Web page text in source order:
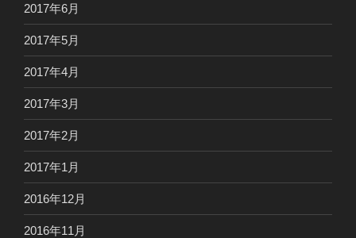
2017年6月
2017年5月
2017年4月
2017年3月
2017年2月
2017年1月
2016年12月
2016年11月